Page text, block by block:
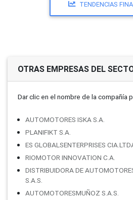
TENDENCIAS
OTRAS EMPRESAS DEL
Dar clic en el nombre de la compañí­a
AUTOMOTORES ISKA S.A.
PLANIFIKT S.A.
ES GLOBALSENTERPRISES
RIOMOTOR INNOVATION C.A.
DISTRIBUIDORA DE
S.A.S.
AUTOMOTORESMUÑOZ S.A.S.